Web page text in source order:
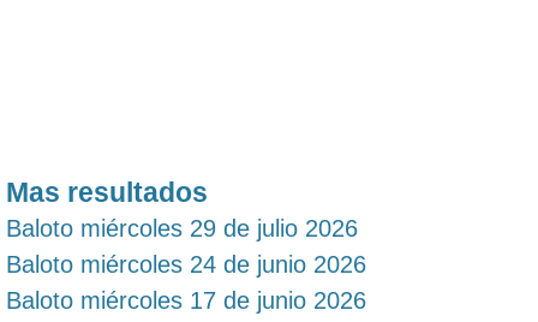
Mas resultados
Baloto miércoles 29 de julio 2026
Baloto miércoles 24 de junio 2026
Baloto miércoles 17 de junio 2026